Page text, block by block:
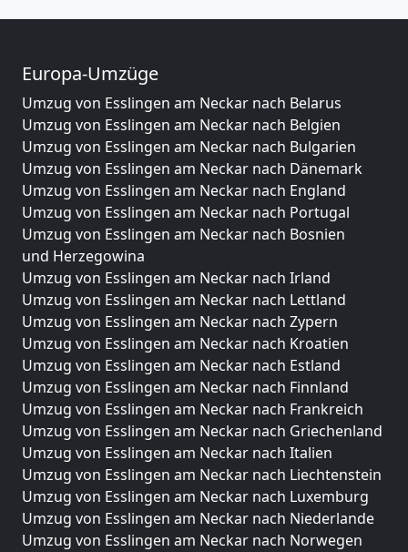
Europa-Umzüge
Umzug von Esslingen am Neckar nach Belarus
Umzug von Esslingen am Neckar nach Belgien
Umzug von Esslingen am Neckar nach Bulgarien
Umzug von Esslingen am Neckar nach Dänemark
Umzug von Esslingen am Neckar nach England
Umzug von Esslingen am Neckar nach Portugal
Umzug von Esslingen am Neckar nach Bosnien
und Herzegowina
Umzug von Esslingen am Neckar nach Irland
Umzug von Esslingen am Neckar nach Lettland
Umzug von Esslingen am Neckar nach Zypern
Umzug von Esslingen am Neckar nach Kroatien
Umzug von Esslingen am Neckar nach Estland
Umzug von Esslingen am Neckar nach Finnland
Umzug von Esslingen am Neckar nach Frankreich
Umzug von Esslingen am Neckar nach Griechenland
Umzug von Esslingen am Neckar nach Italien
Umzug von Esslingen am Neckar nach Liechtenstein
Umzug von Esslingen am Neckar nach Luxemburg
Umzug von Esslingen am Neckar nach Niederlande
Umzug von Esslingen am Neckar nach Norwegen